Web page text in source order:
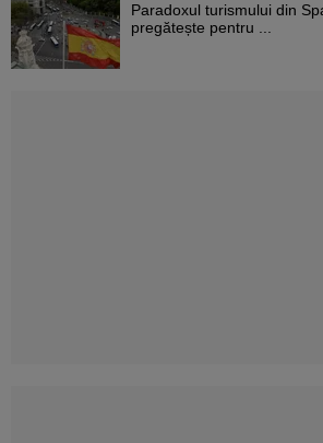
Paradoxul turismului din
pregătește pentru ...